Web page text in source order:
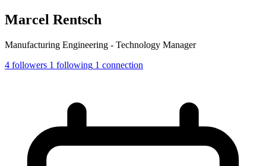
Marcel Rentsch
Manufacturing Engineering - Technology Manager
4 followers 1 following 1 connection